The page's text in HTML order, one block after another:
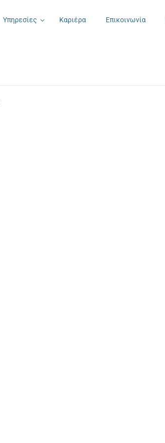
Υπηρεσίες Καριέρα Επικοινωνία